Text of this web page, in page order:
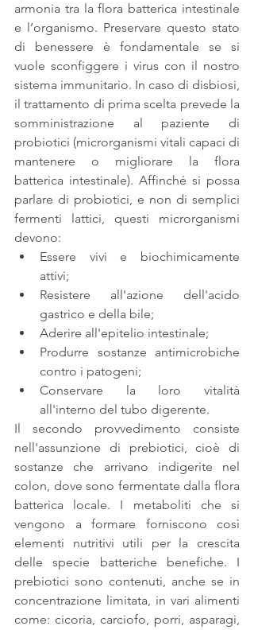
armonia tra la flora batterica intestinale
e l’organismo. Preservare questo stato
di benessere è fondamentale se si
vuole sconfiggere i virus con il nostro
sistema immunitario. In caso di disbiosi,
il trattamento di prima scelta prevede la
somministrazione al paziente di
probiotici (microrganismi vitali capaci di
mantenere o migliorare la flora
batterica intestinale). Affinché si possa
parlare di probiotici, e non di semplici
fermenti lattici, questi microrganismi
devono:
Essere vivi e biochimicamente
attivi;
Resistere all'azione dell'acido
gastrico e della bile;
Aderire all'epitelio intestinale;
Produrre sostanze antimicrobiche
contro i patogeni;
Conservare la loro vitalità
all'interno del tubo digerente.
Il secondo provvedimento consiste
nell'assunzione di prebiotici, cioè di
sostanze che arrivano indigerite nel
colon, dove sono fermentate dalla flora
batterica locale. I metaboliti che si
vengono a formare forniscono così
elementi nutritivi utili per la crescita
delle specie batteriche benefiche. I
prebiotici sono contenuti, anche se in
concentrazione limitata, in vari alimenti
come: cicoria, carciofo, porri, asparagi,